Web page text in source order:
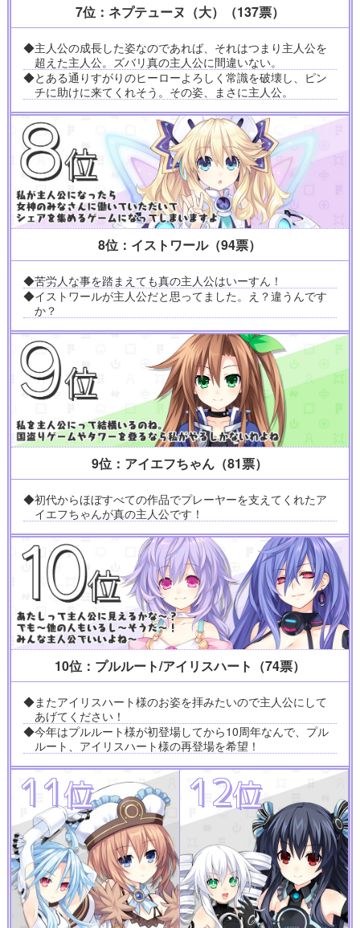
7位：ネプテューヌ（大）（137票）
◆主人公の成長した姿なのであれば、それはつまり主人公を
超えた主人公。ズバリ真の主人公に間違いない。
◆とある通りすがりのヒーローよろしく常識を破壊し、ピン
チに助けに来てくれそう。その姿、まさに主人公。
8位：イストワール（94票）
◆苦労人な事を踏まえても真の主人公はいーすん！
◆イストワールが主人公だと思ってました。え？違うんです
か？
9位：アイエフちゃん（81票）
◆初代からほぼすべての作品でプレーヤーを支えてくれたア
イエフちゃんが真の主人公です！
10位：プルルート/アイリスハート（74票）
◆またアイリスハート様のお姿を拝みたいので主人公にして
あげてください！
◆今年はプルルート様が初登場してから10周年なんで、プル
ルート、アイリスハート様の再登場を希望！
11位 12位